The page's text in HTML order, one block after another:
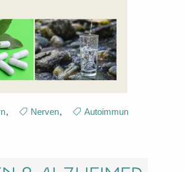
, Nerven, Autoimmun